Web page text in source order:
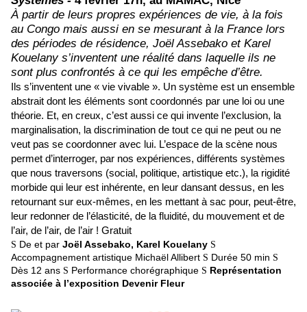
À partir de leurs propres expériences de vie, à la fois
au Congo mais aussi en se mesurant à la France lors
des périodes de résidence, Joël Assebako et Karel
Kouelany s’inventent une réalité dans laquelle ils ne
sont plus confrontés à ce qui les empêche d’être.
Ils s’inventent une « vie vivable ». Un système est un ensemble
abstrait dont les éléments sont coordonnés par une loi ou une
théorie. Et, en creux, c’est aussi ce qui invente l’exclusion, la
marginalisation, la discrimination de tout ce qui ne peut ou ne
veut pas se coordonner avec lui. L’espace de la scène nous
permet d’interroger, par nos expériences, différents systèmes
que nous traversons (social, politique, artistique etc.), la rigidité
morbide qui leur est inhérente, en leur dansant dessus, en les
retournant sur eux-mêmes, en les mettant à sac pour, peut-être,
leur redonner de l’élasticité, de la fluidité, du mouvement et de
l’air, de l’air, de l’air ! Gratuit
S De et par Joël Assebako, Karel Kouelany S
Accompagnement artistique Michaël Allibert S Durée 50 min S
Dès 12 ans S Performance chorégraphique S Représentation
associée à l’exposition Devenir Fleur